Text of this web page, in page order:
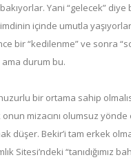
Yani “gelecek”
içinde umutla
bir “kedilenme” ve sonra
ama durum bu.
bir ortama sahip
mizacını olumsuz
düşer. Bekir’i tam erkek
Sitesi’ndeki “tanıdığımız